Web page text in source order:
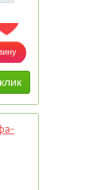
ДОБАВИТЬ В ИЗБРАННОЕ